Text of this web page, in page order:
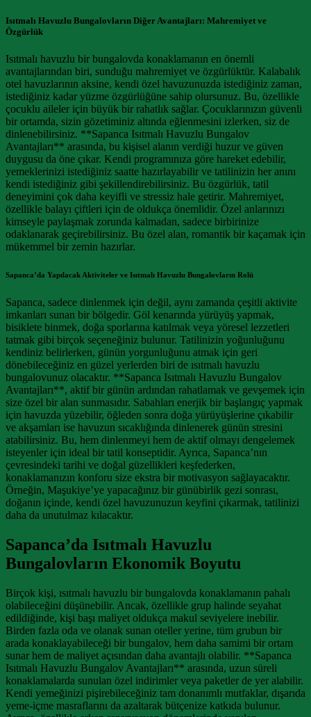
Isıtmalı Havuzlu Bungalovların Diğer Avantajları: Mahremiyet ve
Özgürlük
Isıtmalı havuzlu bir bungalovda konaklamanın en önemli
avantajlarından biri, sunduğu mahremiyet ve özgürlüktür. Kalabalık
otel havuzlarının aksine, kendi özel havuzunuzda istediğiniz zaman,
istediğiniz kadar yüzme özgürlüğüne sahip olursunuz. Bu, özellikle
çocuklu aileler için büyük bir rahatlık sağlar. Çocuklarınızın güvenli
bir ortamda, sizin gözetiminiz altında eğlenmesini izlerken, siz de
dinlenebilirsiniz. **Sapanca Isıtmalı Havuzlu Bungalov
Avantajları** arasında, bu kişisel alanın verdiği huzur ve güven
duygusu da öne çıkar. Kendi programınıza göre hareket edebilir,
yemeklerinizi istediğiniz saatte hazırlayabilir ve tatilinizin her anını
kendi istediğiniz gibi şekillendirebilirsiniz. Bu özgürlük, tatil
deneyimini çok daha keyifli ve stressiz hale getirir. Mahremiyet,
özellikle balayı çiftleri için de oldukça önemlidir. Özel anlarınızı
kimseyle paylaşmak zorunda kalmadan, sadece birbirinize
odaklanarak geçirebilirsiniz. Bu özel alan, romantik bir kaçamak için
mükemmel bir zemin hazırlar.
Sapanca’da Yapılacak Aktiviteler ve Isıtmalı Havuzlu Bungalovların Rolü
Sapanca, sadece dinlenmek için değil, aynı zamanda çeşitli aktivite
imkanları sunan bir bölgedir. Göl kenarında yürüyüş yapmak,
bisiklete binmek, doğa sporlarına katılmak veya yöresel lezzetleri
tatmak gibi birçok seçeneğiniz bulunur. Tatilinizin yoğunluğunu
kendiniz belirlerken, günün yorgunluğunu atmak için geri
dönebileceğiniz en güzel yerlerden biri de ısıtmalı havuzlu
bungalovunuz olacaktır. **Sapanca Isıtmalı Havuzlu Bungalov
Avantajları**, aktif bir günün ardından rahatlamak ve gevşemek için
size özel bir alan sunmasıdır. Sabahları enerjik bir başlangıç yapmak
için havuzda yüzebilir, öğleden sonra doğa yürüyüşlerine çıkabilir
ve akşamları ise havuzun sıcaklığında dinlenerek günün stresini
atabilirsiniz. Bu, hem dinlenmeyi hem de aktif olmayı dengelemek
isteyenler için ideal bir tatil konseptidir. Ayrıca, Sapanca’nın
çevresindeki tarihi ve doğal güzellikleri keşfederken,
konaklamanızın konforu size ekstra bir motivasyon sağlayacaktır.
Örneğin, Maşukiye’ye yapacağınız bir günübirlik gezi sonrası,
doğanın içinde, kendi özel havuzunuzun keyfini çıkarmak, tatilinizi
daha da unutulmaz kılacaktır.
Sapanca’da Isıtmalı Havuzlu
Bungalovların Ekonomik Boyutu
Birçok kişi, ısıtmalı havuzlu bir bungalovda konaklamanın pahalı
olabileceğini düşünebilir. Ancak, özellikle grup halinde seyahat
edildiğinde, kişi başı maliyet oldukça makul seviyelere inebilir.
Birden fazla oda ve olanak sunan oteller yerine, tüm grubun bir
arada konaklayabileceği bir bungalov, hem daha samimi bir ortam
sunar hem de maliyet açısından daha avantajlı olabilir. **Sapanca
Isıtmalı Havuzlu Bungalov Avantajları** arasında, uzun süreli
konaklamalarda sunulan özel indirimler veya paketler de yer alabilir.
Kendi yemeğinizi pişirebileceğiniz tam donanımlı mutfaklar, dışarıda
yeme-içme masraflarını da azaltarak bütçenize katkıda bulunur.